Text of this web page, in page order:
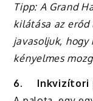
Tipp: A Grand
kilátása az
javasoljuk, hogy
kényelmes
6.
Inkvizítori